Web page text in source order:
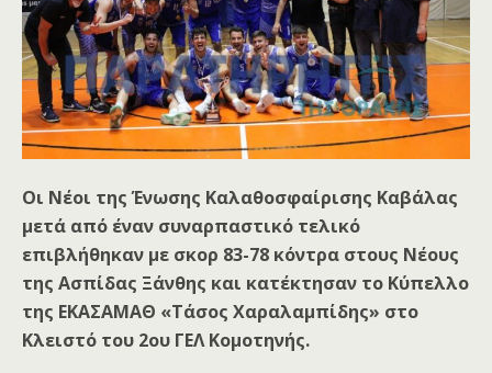
Οι Νέοι της Ένωσης Καλαθοσφαίρισης Καβάλας
μετά από έναν συναρπαστικό τελικό
επιβλήθηκαν με σκορ 83-78 κόντρα στους Νέους
της Ασπίδας Ξάνθης και κατέκτησαν το Κύπελλο
της ΕΚΑΣΑΜΑΘ «Τάσος Χαραλαμπίδης» στο
Κλειστό του 2ου ΓΕΛ Κομοτηνής.